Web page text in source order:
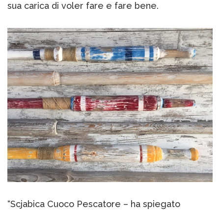
sua carica di voler fare e fare bene.
“Scjabica Cuoco Pescatore – ha spiegato